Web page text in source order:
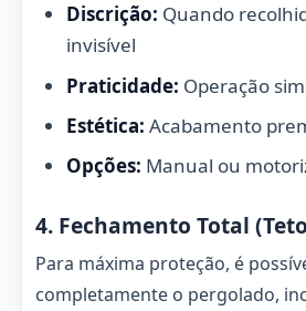
Discrição: Quando
invisível
Praticidade: Operação
Estética: Acabamento
Opções: Manual ou
4. Fechamento Total
Para máxima proteção, é
completamente o pergolado,